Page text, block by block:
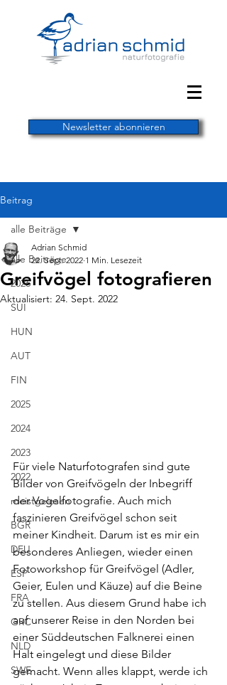
Newsletter abonnieren
Beitrag
alle Beiträge
2026
SUI
HUN
AUT
FIN
2025
2024
2023
2022
meistgelesen
BGR
DEU
ESP
FRA
GRC
NLD
SWE
alle Beiträge
Greifvögel fotografieren
Adrian Schmid
22. Sept. 2022 1 Min. Lesezeit
Aktualisiert: 24. Sept. 2022
Für viele Naturfotografen sind gute
Bilder von Greifvögeln der Inbegriff
der Vogelfotografie. Auch mich
faszinieren Greifvögel schon seit
meiner Kindheit. Darum ist es mir ein
besonderes Anliegen, wieder einen
Fotoworkshop für Greifvögel (Adler,
Geier, Eulen und Käuze) auf die Beine
zu stellen. Aus diesem Grund habe ich
auf unserer Reise in den Norden bei
einer Süddeutschen Falknerei einen
Halt eingelegt und diese Bilder
gemacht. Wenn alles klappt, werde ich